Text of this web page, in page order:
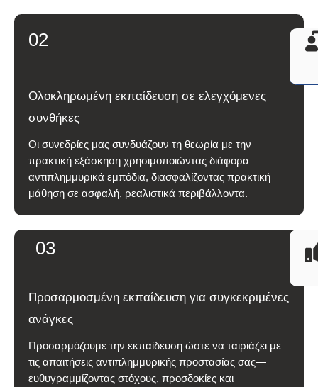
Ολοκληρωμένη εκπαίδευση σε ελεγχόμενες
συνθήκες
Οι συνεδρίες μας συνδυάζουν τη θεωρία με την
πρακτική εξάσκηση χρησιμοποιώντας διάφορα
αντιπλημμυρικά εμπόδια, διασφαλίζοντας πρακτική
μάθηση σε ασφαλή, ρεαλιστικά περιβάλλοντα.
02
Προσαρμοσμένη εκπαίδευση για συγκεκριμένες
ανάγκες
Προσαρμόζουμε την εκπαίδευση ώστε να ταιριάζει με
τις απαιτήσεις αντιπλημμυρικής προστασίας σας—
ευθυγραμμίζοντας στόχους, προσδοκίες και
03